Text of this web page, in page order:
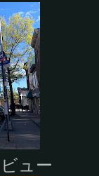
ュー